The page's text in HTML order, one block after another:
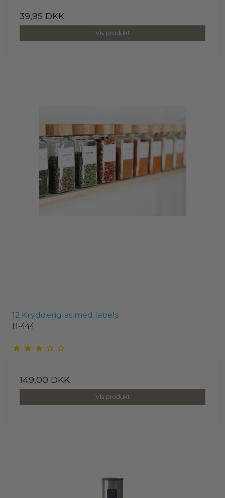
39,95 DKK
Vis produkt
12 Krydderiglas med labels
H-444
149,00 DKK
Vis produkt